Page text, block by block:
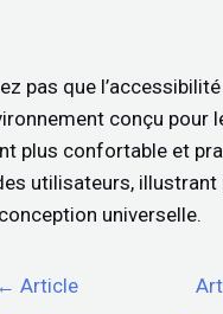
pas que
conçu pour
plus confortable et
utilisateurs,
universelle.
← Article